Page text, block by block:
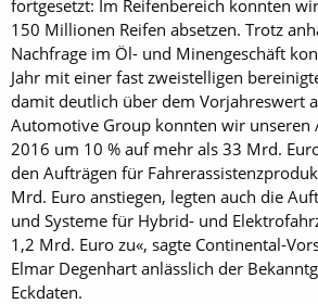
fortgesetzt: Im Reifenbereich konnten
150 Millionen Reifen ­absetzen. Trotz
Nachfrage im Öl- und Minengeschäft
Jahr mit einer fast zweistelligen
damit deutlich über dem Vorjahreswert
Automotive Group konnten wir unseren
2016 um 10 % auf mehr als 33 Mrd.
den ­Aufträgen für
Mrd. Euro anstiegen, ­legten auch die
und Systeme für Hybrid- und
1,2 Mrd. Euro zu«, sagte Continental-
Elmar Degenhart anlässlich der
Eckdaten.